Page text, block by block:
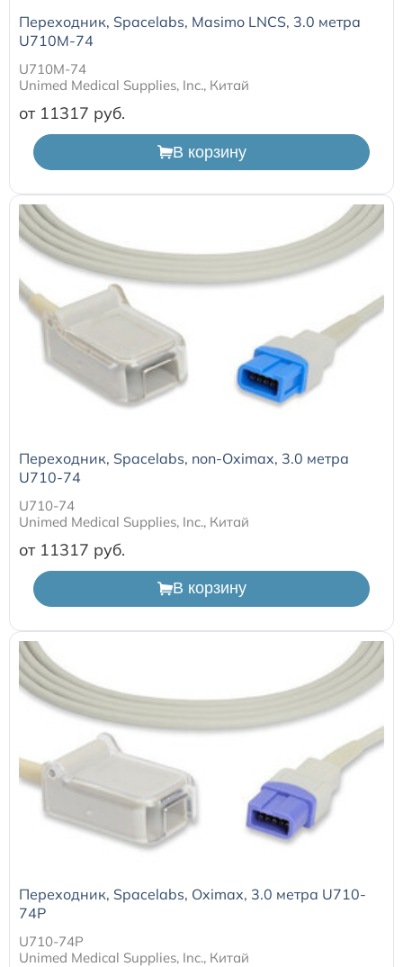
Переходник, Spacelabs, Masimo LNCS, 3.0 метра
U710M-74
U710M-74
Unimed Medical Supplies, Inc., Китай
от 11317
В корзину
Переходник, Spacelabs, non-Oximax, 3.0 метра
U710-74
U710-74
Unimed Medical Supplies, Inc., Китай
от 11317
В корзину
Переходник, Spacelabs, Oximax, 3.0 метра U710-
74P
U710-74P
Unimed Medical Supplies, Inc., Китай